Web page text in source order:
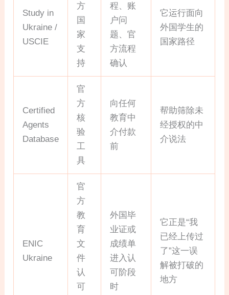
Study in
Ukraine /
USCIE
方
国
家
支
持
程、账
户问
题、官
方流程
确认
它运行面向
外国学生的
国家路径
Certified
Agents
Database
官
方
核
验
工
具
向任何
教育中
介付款
前
帮助筛除未
经授权的中
介说法
ENIC
Ukraine
官
方
教
育
文
件
认
可
外国毕
业证或
成绩单
进入认
可阶段
时
它正是“我
已经上传过
了”这一误
解被打破的
地方